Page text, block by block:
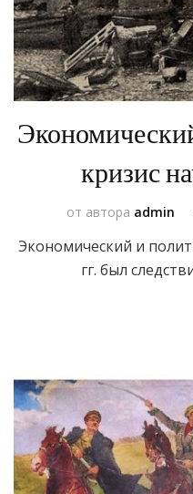
кризис
от автора admin
Экономический и
гг. был